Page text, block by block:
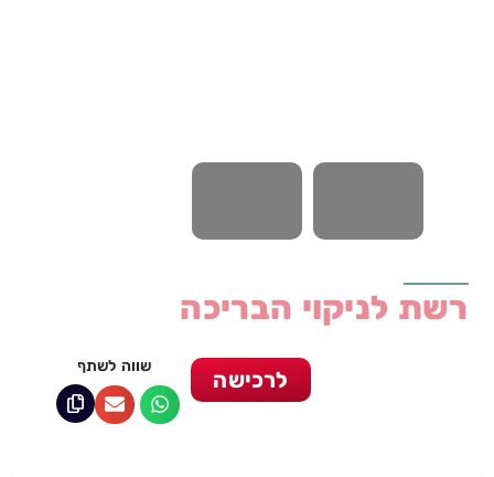
רשת לניקוי הבריכה
שווה לשתף
לרכישה